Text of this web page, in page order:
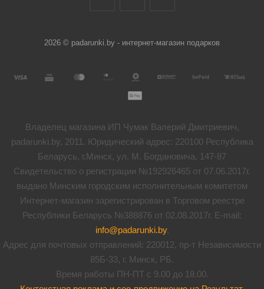
2026 © padarunki.by - интернет-магазин подарков
Владелец магазина ИП Чумак Валерий Дмитриевич,
padarunki.by, 2011. Юридический адрес: 220100 Республика
Беларусь, г.Минск, ул. М. Богдановича, 147-87
Свидетельство о регистрации №192926465 от 07.06.2017г.
выдано Минским городским исполнительным комитетом
Интернет-магазин зарегистрирован в Торговом реестре
Республики Беларусь №388876 от 02.08.2017г. E-mail:
info@padarunki.by.
Адрес для почтовых отправлений: 220012, пр-т Независимости
85Б-33, г. Минск, РБ.
Время работы ПН-ПТ с 9.00 до 18.00.